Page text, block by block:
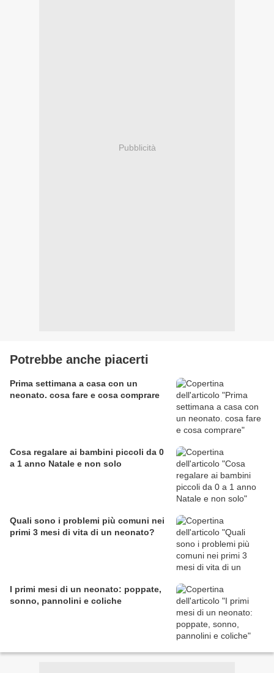
Pubblicità
Potrebbe anche piacerti
Prima settimana a casa con un
neonato. cosa fare e cosa comprare
Cosa regalare ai bambini piccoli da 0
a 1 anno Natale e non solo
Quali sono i problemi più comuni nei
primi 3 mesi di vita di un neonato?
I primi mesi di un neonato: poppate,
sonno, pannolini e coliche